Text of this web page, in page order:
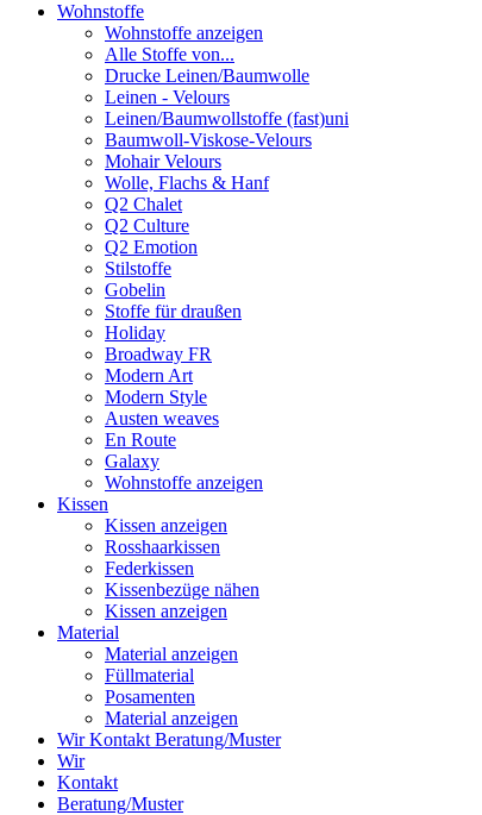
Wohnstoffe
Wohnstoffe anzeigen
Alle Stoffe von...
Drucke Leinen/Baumwolle
Leinen - Velours
Leinen/Baumwollstoffe (fast)uni
Baumwoll-Viskose-Velours
Mohair Velours
Wolle, Flachs & Hanf
Q2 Chalet
Q2 Culture
Q2 Emotion
Stilstoffe
Gobelin
Stoffe für draußen
Holiday
Broadway FR
Modern Art
Modern Style
Austen weaves
En Route
Galaxy
Wohnstoffe anzeigen
Kissen
Kissen anzeigen
Rosshaarkissen
Federkissen
Kissenbezüge nähen
Kissen anzeigen
Material
Material anzeigen
Füllmaterial
Posamenten
Material anzeigen
WirKontakt Beratung/Muster
Wir
Kontakt
Beratung/Muster